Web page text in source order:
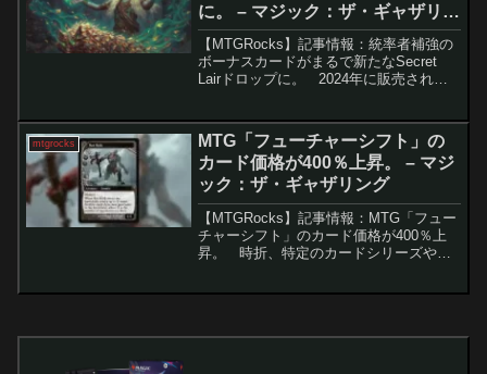
に。 – マジック：ザ・ギャザリン
グ
【MTGRocks】記事情報：統率者補強の
ボーナスカードがまるで新たなSecret
Lairドロップに。 2024年に販売された
入...
mtgrocks
MTG「フューチャーシフト」の
カード価格が400％上昇。 – マジ
ック：ザ・ギャザリング
【MTGRocks】記事情報：MTG「フュー
チャーシフト」のカード価格が400％上
昇。 時折、特定のカードシリーズやト